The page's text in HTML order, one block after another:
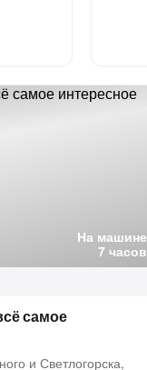
На машине
7 часов
самое
и Светлогорска,